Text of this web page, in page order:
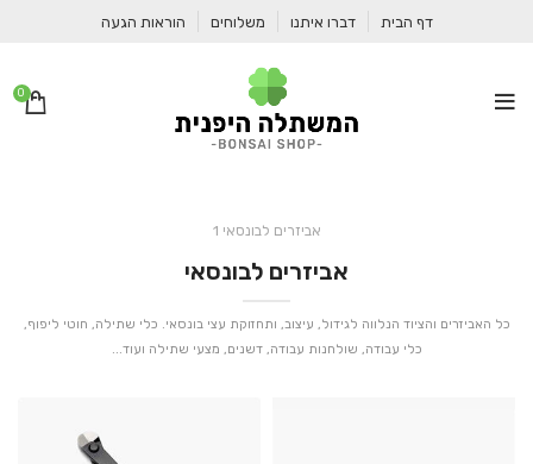
דף הבית דברו איתנו משלוחים הוראות הגעה
0
אביזרים לבונסאי 1
אביזרים לבונסאי
כל האביזרים והציוד הנלווה לגידול, עיצוב, ותחזוקת עצי בונסאי. כלי שתילה, חוטי ליפוף,
כלי עבודה, שולחנות עבודה, דשנים, מצעי שתילה ועוד...